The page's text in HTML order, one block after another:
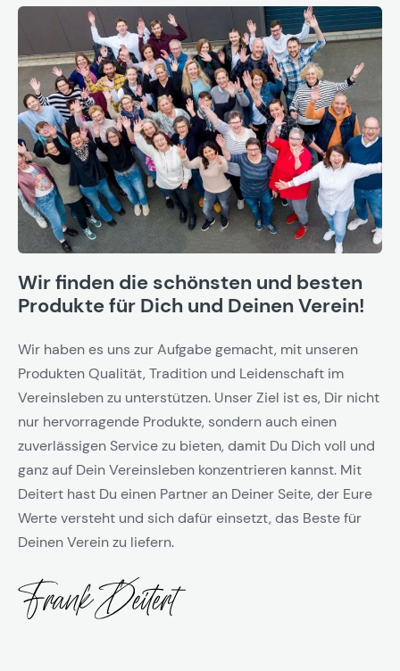
Wir finden die schönsten und besten
Produkte für Dich und Deinen Verein!
Wir haben es uns zur Aufgabe gemacht, mit unseren
Produkten Qualität, Tradition und Leidenschaft im
Vereinsleben zu unterstützen. Unser Ziel ist es, Dir nicht
nur hervorragende Produkte, sondern auch einen
zuverlässigen Service zu bieten, damit Du Dich voll und
ganz auf Dein Vereinsleben konzentrieren kannst. Mit
Deitert hast Du einen Partner an Deiner Seite, der Eure
Werte versteht und sich dafür einsetzt, das Beste für
Deinen Verein zu liefern.